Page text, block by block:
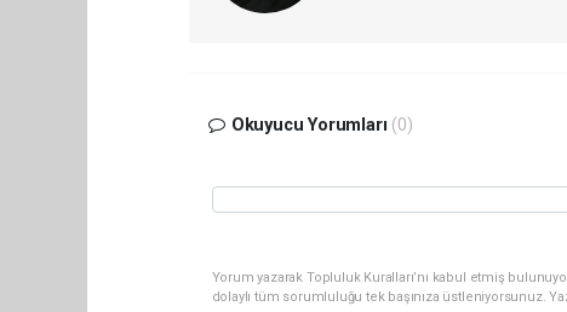
Okuyucu Yorumları (0)
Yorum yazarak Topluluk Kuralları’nı kabul etmiş
dolaylı tüm sorumluluğu tek başınıza üstleniyorsunuz.